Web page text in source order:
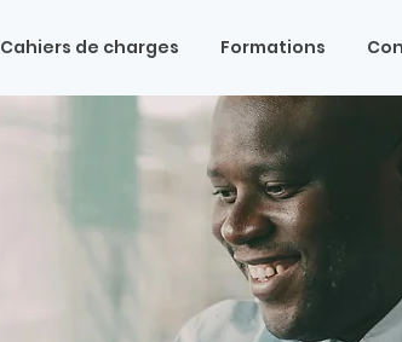
Cahiers de charges Formations